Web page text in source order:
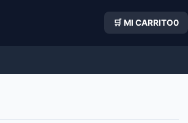
🛒 MI CARRITO0